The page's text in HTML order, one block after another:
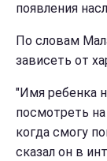
появления
По словам
зависеть от
"Имя ребенка
посмотреть
когда смогу
сказал он в